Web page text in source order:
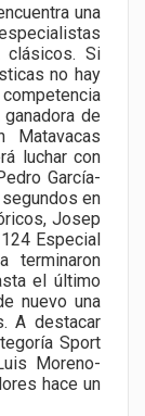
una
clásicos. Si
no hay
de
Matavacas
luchar con
García-
en
Josep
Especial
terminaron
el último
nuevo una
A destacar
Sport
Moreno-
hace un